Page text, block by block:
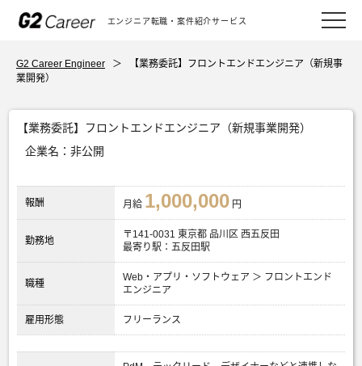
エンジニア転職・案件紹介サービス
G2 Career Engineer ＞
【業務委託】フロントエンドエンジニア（新規事
業開発）
【業務委託】フロントエンドエンジニア（新規事業開発）
企業名：非公開
報酬 月給 1,000,000円
勤務地
〒141-0031 東京都 品川区 西五反田
最寄り駅：五反田駅
職種
Web・アプリ・ソフトウェア ＞ フロントエンド
エンジニア
雇用形態 フリーランス